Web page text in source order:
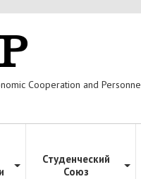
Cooperation and
Студенческий
Союз